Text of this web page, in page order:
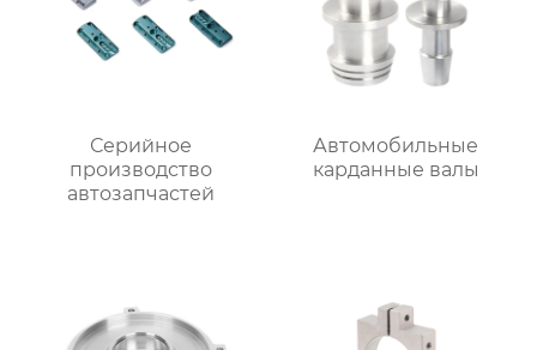
Серийное
производство
автозапчастей
Автомобильные
карданные валы